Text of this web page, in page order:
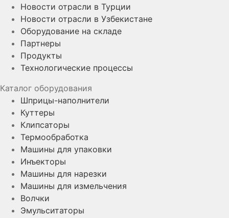
Новости отрасли в Турции
Новости отрасли в Узбекистане
Оборудование на складе
Партнеры
Продукты
Технологические процессы
Каталог оборудования
Шприцы-наполнители
Куттеры
Клипсаторы
Термообработка
Машины для упаковки
Инъекторы
Машины для нарезки
Машины для измельчения
Волчки
Эмульситаторы